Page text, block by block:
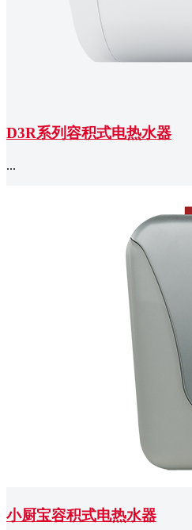
D3R系列容积式电热水器
...
小厨宝容积式电热水器